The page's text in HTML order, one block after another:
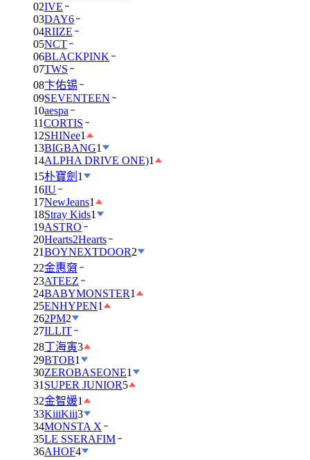
02IVE
03DAY6
04RIIZE
05NCT
06BLACKPINK
07TWS
08卞佑锡
09SEVENTEEN
10aespa
11CORTIS
12SHINee1
13BIGBANG1
14ALPHA DRIVE ONE)1
15朴寶劍 1
16IU
17NewJeans1
18Stray Kids1
19ASTRO
20Hearts2Hearts
21BOYNEXTDOOR2
22金惠奫
23ATEEZ
24BABYMONSTER1
25ENHYPEN1
262PM2
27ILLIT
28丁海寅3
29BTOB1
30ZEROBASEONE1
31 SUPER JUNIOR5
32金智媛1
33KiiiKiii3
34MONSTA X
35LE SSERAFIM
36AHOF4